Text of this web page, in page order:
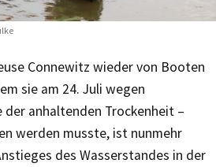
Connewitz wieder von Booten
sie am 24. Juli wegen
anhaltenden Trockenheit –
werden musste, ist nunmehr
des Wasserstandes in der